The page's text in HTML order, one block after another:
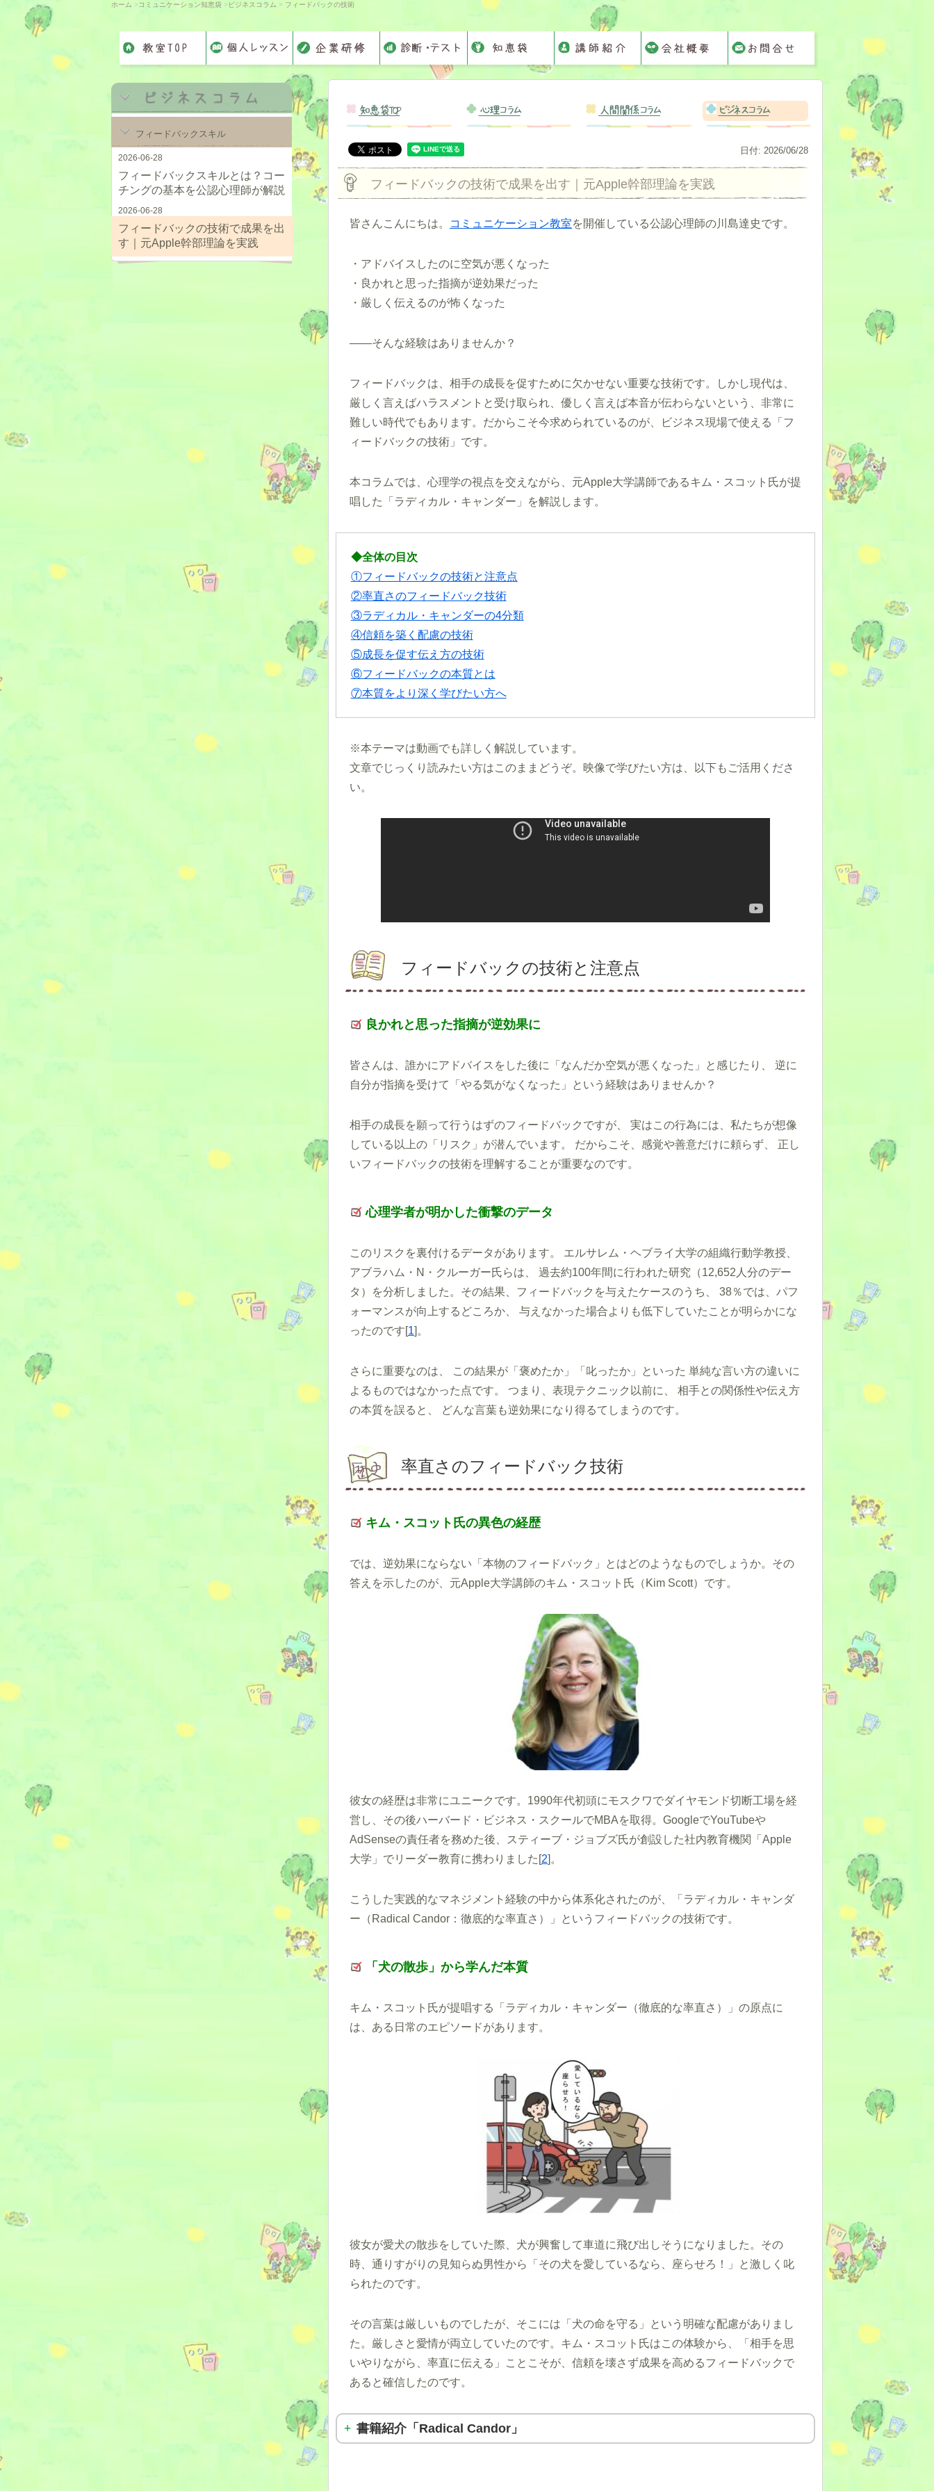
ホーム >コミュニケーション知恵袋 > ビジネスコラム > フィードバックの技術
フィードバックスキル
2026-06-28
フィードバックスキルとは？コー
チングの基本を公認心理師が解説
2026-06-28
フィードバックの技術で成果を出
す｜元Apple幹部理論を実践
知恵袋TOP 心理コラム 人間関係コラム ビジネスコラム
日付: 2026/06/28
フィードバックの技術で成果を出す｜元Apple幹部理論を実践
皆さんこんにちは。 コミュニケーション教室を開催している公認心理師の川島達史です。
・アドバイスしたのに空気が悪くなった
・良かれと思った指摘が逆効果だった
・厳しく伝えるのが怖くなった
――そんな経験はありませんか？
フィードバックは、相手の成長を促すために欠かせない重要な技術です。しかし現代は、
厳しく言えばハラスメントと受け取られ、優しく言えば本音が伝わらないという、非常に
難しい時代でもあります。だからこそ今求められているのが、ビジネス現場で使える「フ
ィードバックの技術」です。
本コラムでは、心理学の視点を交えながら、元Apple大学講師であるキム・スコット氏が提
唱した「ラディカル・キャンダー」を解説します。
◆全体の目次
①フィードバックの技術と注意点
②率直さのフィードバック技術
③ラディカル・キャンダーの4分類
④信頼を築く配慮の技術
⑤成長を促す伝え方の技術
⑥フィードバックの本質とは
⑦本質をより深く学びたい方へ
※本テーマは動画でも詳しく解説しています。
文章でじっくり読みたい方はこのままどうぞ。映像で学びたい方は、以下もご活用くださ
い。
フィードバックの技術と注意点
良かれと思った指摘が逆効果に
皆さんは、誰かにアドバイスをした後に「なんだか空気が悪くなった」と感じたり、 逆に
自分が指摘を受けて「やる気がなくなった」という経験はありませんか？
相手の成長を願って行うはずのフィードバックですが、 実はこの行為には、私たちが想像
している以上の「リスク」が潜んでいます。 だからこそ、感覚や善意だけに頼らず、 正し
いフィードバックの技術を理解することが重要なのです。
心理学者が明かした衝撃のデータ
このリスクを裏付けるデータがあります。 エルサレム・ヘブライ大学の組織行動学教授、
アブラハム・N・クルーガー氏らは、 過去約100年間に行われた研究（12,652人分のデー
タ）を分析しました。その結果、フィードバックを与えたケースのうち、 38％では、パフ
ォーマンスが向上するどころか、 与えなかった場合よりも低下していたことが明らかにな
ったのです[1]。
さらに重要なのは、 この結果が「褒めたか」「叱ったか」といった 単純な言い方の違いに
よるものではなかった点です。 つまり、表現テクニック以前に、 相手との関係性や伝え方
の本質を誤ると、 どんな言葉も逆効果になり得るてしまうのです。
率直さのフィードバック技術
キム・スコット氏の異色の経歴
では、逆効果にならない「本物のフィードバック」とはどのようなものでしょうか。その
答えを示したのが、元Apple大学講師のキム・スコット氏（Kim Scott）です。
彼女の経歴は非常にユニークです。1990年代初頭にモスクワでダイヤモンド切断工場を経
営し、その後ハーバード・ビジネス・スクールでMBAを取得。GoogleでYouTubeや
AdSenseの責任者を務めた後、スティーブ・ジョブズ氏が創設した社内教育機関「Apple
大学」でリーダー教育に携わりました[2]。
こうした実践的なマネジメント経験の中から体系化されたのが、「ラディカル・キャンダ
ー（Radical Candor：徹底的な率直さ）」というフィードバックの技術です。
「犬の散歩」から学んだ本質
キム・スコット氏が提唱する「ラディカル・キャンダー（徹底的な率直さ）」の原点に
は、ある日常のエピソードがあります。
彼女が愛犬の散歩をしていた際、犬が興奮して車道に飛び出しそうになりました。その
時、通りすがりの見知らぬ男性から「その犬を愛しているなら、座らせろ！」と激しく叱
られたのです。
その言葉は厳しいものでしたが、そこには「犬の命を守る」という明確な配慮がありまし
た。厳しさと愛情が両立していたのです。キム・スコット氏はこの体験から、「相手を思
いやりながら、率直に伝える」ことこそが、信頼を壊さず成果を高めるフィードバックで
あると確信したのです。
書籍紹介「Radical Candor」